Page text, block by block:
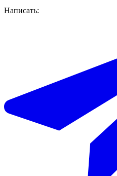
Написать: